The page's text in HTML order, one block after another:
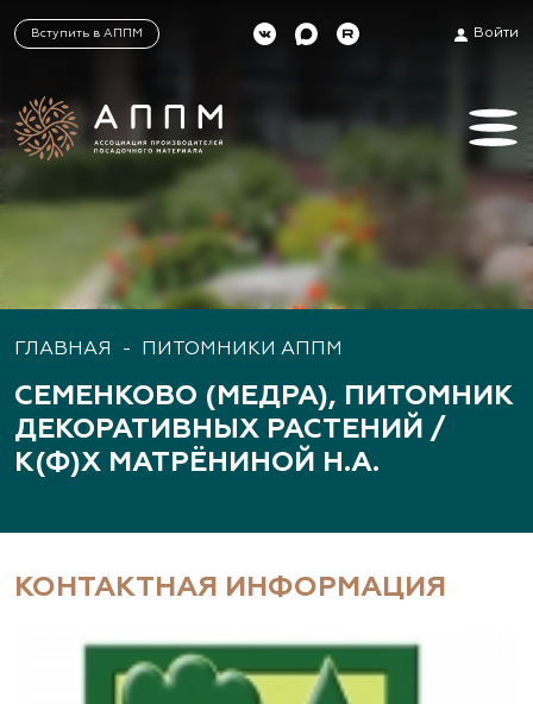
Вступить в АППМ Войти
ГЛАВНАЯ - ПИТОМНИКИ АППМ
СЕМЕНКОВО (МЕДРА), ПИТОМНИК
ДЕКОРАТИВНЫХ РАСТЕНИЙ /
К(Ф)Х МАТРЁНИНОЙ Н.А.
КОНТАКТНАЯ ИНФОРМАЦИЯ